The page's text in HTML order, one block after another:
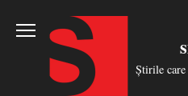
Știrile care